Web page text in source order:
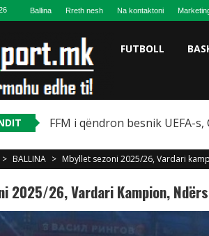
Ballina Rreth nesh Na kontaktoni
FUTBOLL
FFM i qëndron besnik UEFA-
> BALLINA > Mbyllet sezoni 2025/26, Vardari
2025/26, Vardari Kampion,